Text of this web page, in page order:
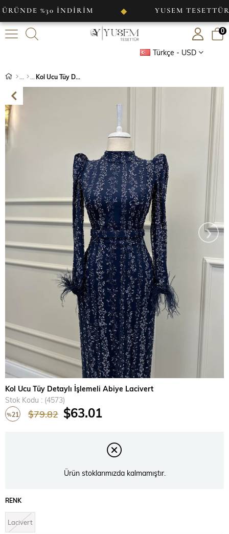
%30 İNDİRİM ◆ YUSEM TESETTÜR
Türkçe - USD
0
Kol Ucu Tüy Detaylı İşlemeli Abiye Lacivert
›
Kol Ucu Tüy Detaylı İşlemeli Abiye Lacivert
Stok Kodu
(4573)
%21 $79.82 $63.01
Ürün stoklarımızda kalmamıştır.
RENK
Lacivert